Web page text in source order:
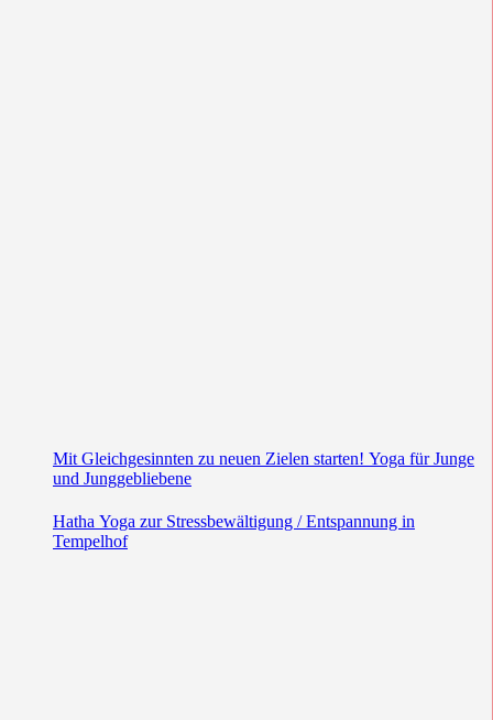
Mit Gleichgesinnten zu neuen Zielen starten! Yoga für Junge
und Junggebliebene
Hatha Yoga zur Stressbewältigung / Entspannung in
Tempelhof